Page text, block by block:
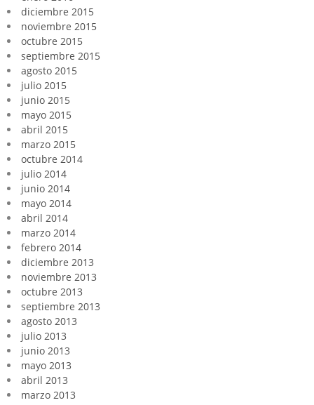
diciembre 2015
noviembre 2015
octubre 2015
septiembre 2015
agosto 2015
julio 2015
junio 2015
mayo 2015
abril 2015
marzo 2015
octubre 2014
julio 2014
junio 2014
mayo 2014
abril 2014
marzo 2014
febrero 2014
diciembre 2013
noviembre 2013
octubre 2013
septiembre 2013
agosto 2013
julio 2013
junio 2013
mayo 2013
abril 2013
marzo 2013